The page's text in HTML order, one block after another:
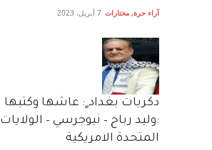
آراء حرة, مختارات 7 أبريل، 2023
دكريات بغداد ٍ: عاشها وكتبها
:وليد رباح – نيوجرسي – الولايات
المتحدة الامريكية